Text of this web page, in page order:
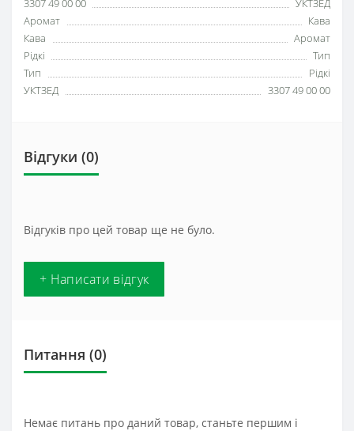
3307 49 00 00
УКТЗЕД
Аромат
Кава
Кава
Аромат
Рідкі
Тип
Тип
Рідкі
УКТЗЕД
3307 49 00 00
Відгуки (0)
Відгуків про цей товар ще не було.
+ Написати відгук
Питання (0)
Немає питань про даний товар, станьте першим і